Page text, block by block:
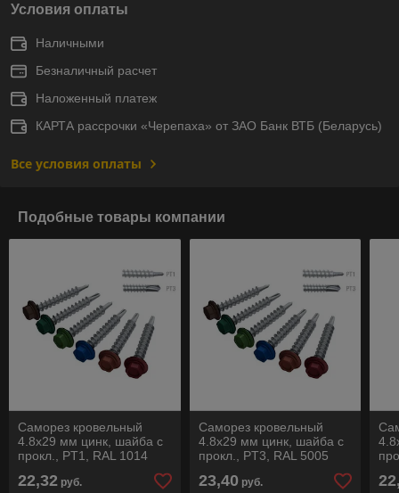
Условия оплаты
Наличными
Безналичный расчет
Наложенный платеж
КАРТА рассрочки «Черепаха» от ЗАО Банк ВТБ (Беларусь)
Все условия оплаты
Подобные товары компании
Саморез кровельный
4.8х29 мм цинк, шайба с
прокл., PT1, RAL 1014
STARFIX
22,32 руб.
Саморез кровельный
4.8х29 мм цинк, шайба с
прокл., PT3, RAL 5005
STARFIX
23,40 руб.